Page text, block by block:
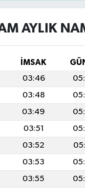
AYLIK
İMSAK
03:46
03:48
03:49
03:51
03:52
03:53
03:55